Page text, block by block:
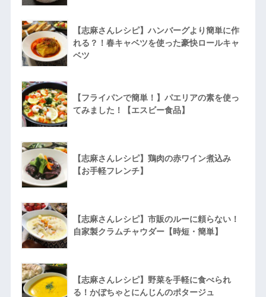
【志麻さんレシピ】ハンバーグより簡単に作
れる？！春キャベツを使った豪快ロールキャ
ベツ
【フライパンで簡単！】パエリアの素を使っ
てみました！【エスビー食品】
【志麻さんレシピ】鶏肉の赤ワイン煮込み
【お手軽フレンチ】
【志麻さんレシピ】市販のルーに頼らない！
自家製クラムチャウダー【時短・簡単】
【志麻さんレシピ】野菜を手軽に食べられ
る！かぼちゃとにんじんのポタージュ